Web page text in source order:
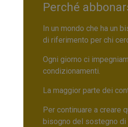
Perché
In un mondo che ha un
di riferimento per chi
Ogni giorno ci
condizionamenti.
La maggior parte dei
Per continuare a creare
bisogno del sostegno di